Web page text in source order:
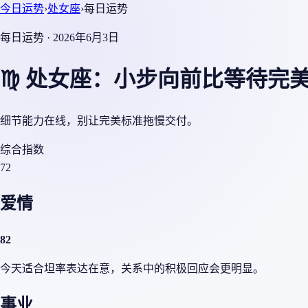
今日运势›处女座›每日运势
每日运势 · 2026年6月3日
♍ 处女座：小步向前比等待完
细节能力在线，别让完美标准拖慢交付。
综合指数
72
爱情
82
今天适合坦率表达在意，关系中的积极回应会更明显。
事业